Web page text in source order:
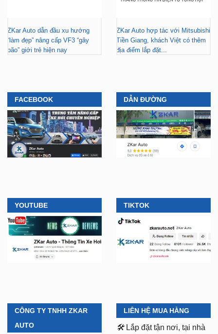
ZKar Auto dẫn đầu xu hướng
“làm đẹp” nâng cấp VF3 “gây
bão” giới trẻ hiện nay
ZKar Auto hợp tác với Mitsubishi
Tiền Giang, khách Việt có thêm
địa điểm lắp đặt...
FACEBOOK DẪN ĐƯỜNG
YOUTUBE TIKTOK
CÔNG TY TNHH ZKAR
AUTO
LIÊN HỆ MUA HÀNG
🛠️ Lắp đặt tận nơi, tại nhà